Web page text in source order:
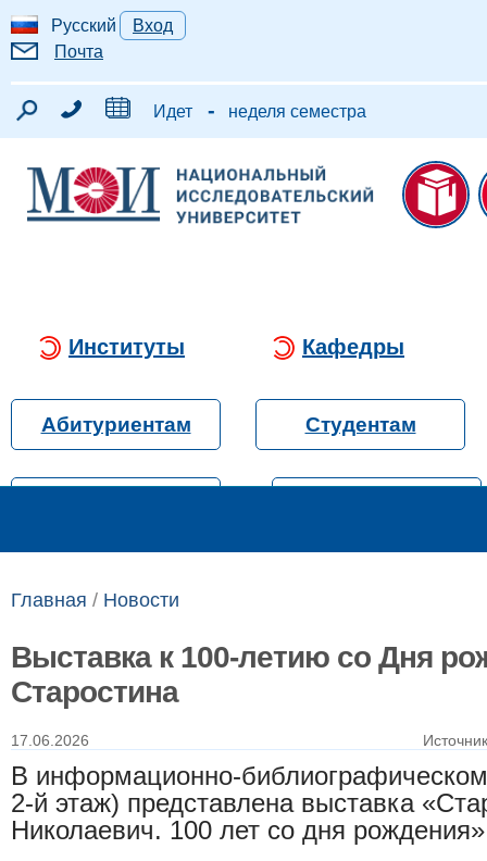
Русский
Вход
Почта
Идет - неделя семестра
Институты Кафедры
Абитуриентам Студентам
Главная / Новости
Выставка к 100-летию со Дня
Старостина
17.06.2026
В информационно-
2-й этаж) представлена выставка
Николаевич. 100 лет со дня